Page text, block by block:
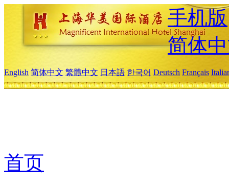
手机版
简体
English 简体中文 繁體中文 日本語 한국어 Deutsch Français
首页